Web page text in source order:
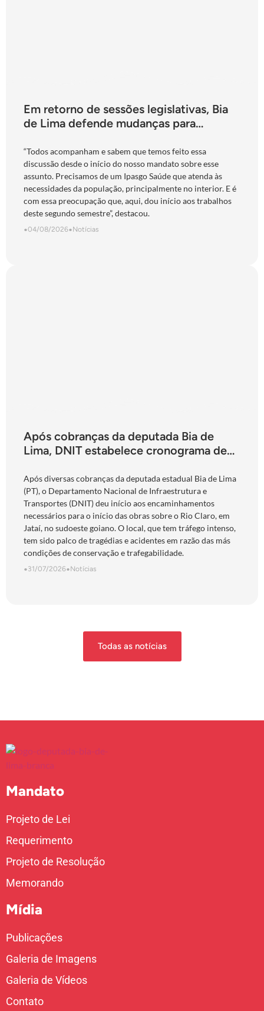
Em retorno de sessões legislativas, Bia
de Lima defende mudanças para
“Todos acompanham e sabem que temos feito essa
discussão desde o início do nosso mandato sobre esse
assunto. Precisamos de um Ipasgo Saúde que atenda às
necessidades da população, principalmente no interior. E é
com essa preocupação que, aqui, dou início aos trabalhos
deste segundo semestre”, destacou.
•04/08/2026•Notícias
Após cobranças da deputada Bia de
Lima, DNIT estabelece cronograma de
Jataí
Após diversas cobranças da deputada estadual Bia de Lima
(PT), o Departamento Nacional de Infraestrutura e
Transportes (DNIT) deu início aos encaminhamentos
necessários para o início das obras sobre o Rio Claro, em
Jataí, no sudoeste goiano. O local, que tem tráfego intenso,
tem sido palco de tragédias e acidentes em razão das más
condições de conservação e trafegabilidade.
•31/07/2026•Notícias
Todas as notícias
Mandato
Projeto de Lei
Requerimento
Projeto de Resolução
Memorando
Mídia
Publicações
Galeria de Imagens
Galeria de Vídeos
Contato